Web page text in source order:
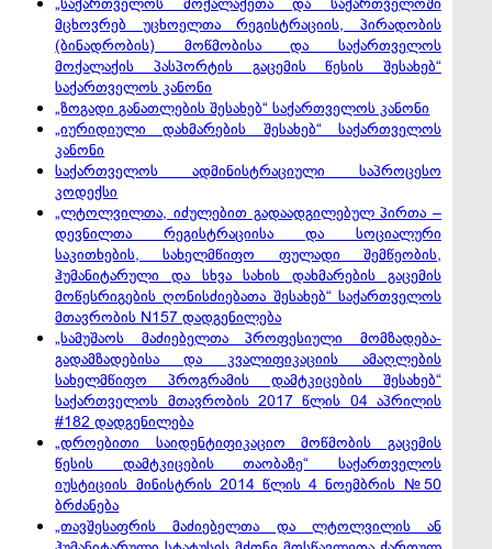
მცხოვრებ უცხოელთა რეგისტრაციის, პირადობის
(ბინადრობის) მოწმობისა და საქართველოს
მოქალაქის პასპორტის გაცემის წესის შესახებ“
საქართველოს კანონი
„ზოგადი განათლების შესახებ“ საქართველოს კანონი
„იურიდიული დახმარების შესახებ“ საქართველოს
კანონი
საქართველოს ადმინისტრაციული საპროცესო
კოდექსი
„ლტოლვილთა, იძულებით გადაადგილებულ პირთა –
დევნილთა რეგისტრაციისა და სოციალური
საკითხების, სახელმწიფო ფულადი შემწეობის,
ჰუმანიტარული და სხვა სახის დახმარების გაცემის
მოწესრიგების ღონისძიებათა შესახებ“ საქართველოს
მთავრობის N157 დადგენილება
„სამუშაოს მაძიებელთა პროფესიული მომზადება-
გადამზადებისა და კვალიფიკაციის ამაღლების
სახელმწიფო პროგრამის დამტკიცების შესახებ“
საქართველოს მთავრობის 2017 წლის 04 აპრილის
#182 დადგენილება
„დროებითი საიდენტიფიკაციო მოწმობის გაცემის
წესის დამტკიცების თაობაზე“ საქართველოს
იუსტიციის მინისტრის 2014 წლის 4 ნოემბრის №50
ბრძანება
„თავშესაფრის მაძიებელთა და ლტოლვილის ან